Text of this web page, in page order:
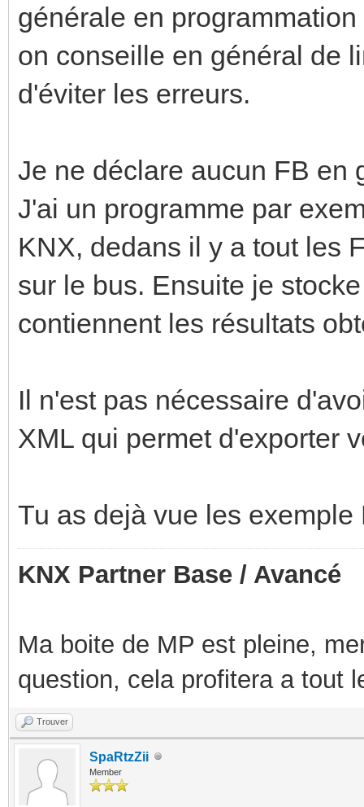
générale en
on conseille en général de
d'éviter les erreurs.
Je ne déclare aucun FB en
J'ai un programme par
KNX, dedans il y a tout les
sur le bus. Ensuite je
contiennent les résultats
Il n'est pas nécessaire
XML qui permet d'exporter
Tu as dejà vue les
KNX Partner Base / Avancé
Ma boite de MP est pleine,
question, cela profitera a tout
Trouver
SpaRtzZii
Member